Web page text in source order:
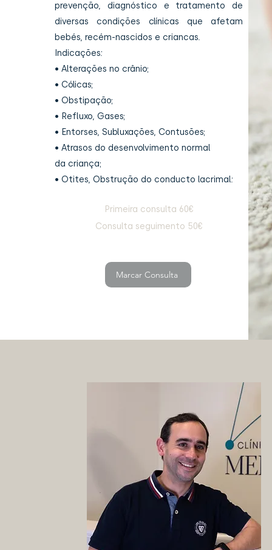
prevenção, diagnóstico e tratamento de
diversas condições clínicas que afetam
bebés, recém-nascidos e criancas.
Indicações:
• Alterações no crânio;
• Cólicas;
• Obstipação;
• Refluxo, Gases;
• Entorses, Subluxações, Contusões;
• Atrasos do desenvolvimento normal
da criança;
• Otites, Obstrução do conducto lacrimal:
Primeira consulta 60€
Consulta seguimento 50€
Marcar Consulta